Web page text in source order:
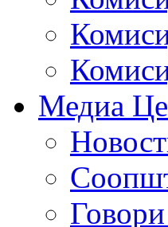
Медиа